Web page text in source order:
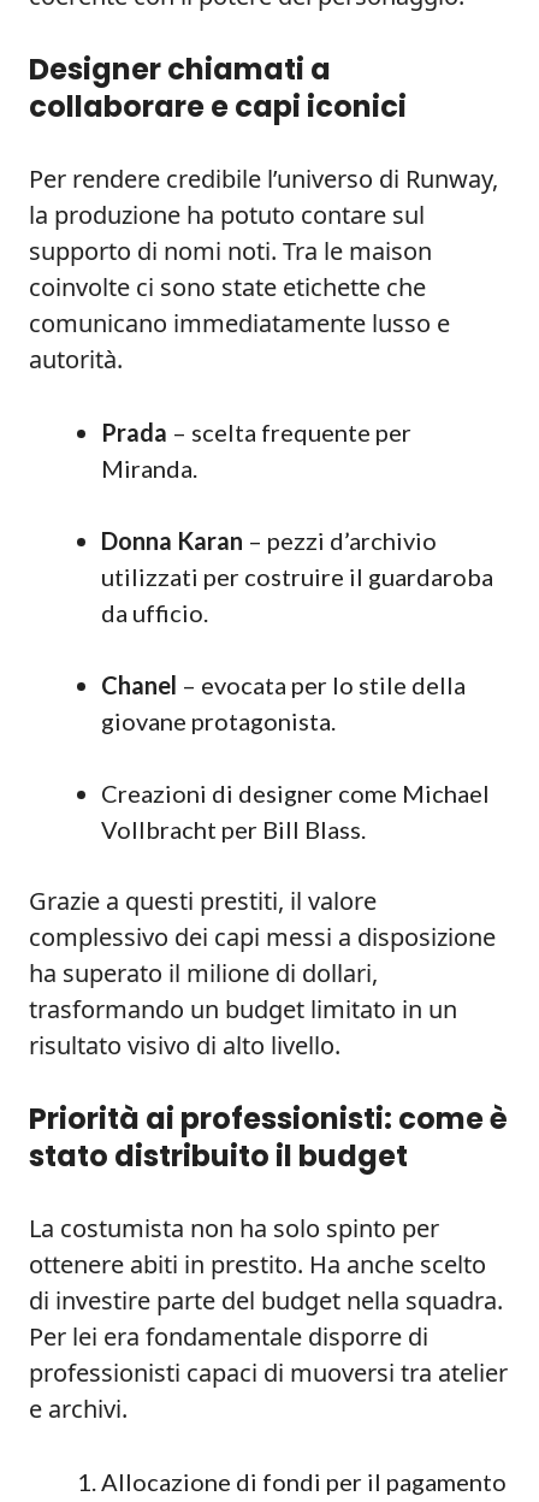
Designer chiamati a
collaborare e capi iconici
Per rendere credibile l’universo di Runway,
la produzione ha potuto contare sul
supporto di nomi noti. Tra le maison
coinvolte ci sono state etichette che
comunicano immediatamente lusso e
autorità.
Prada – scelta frequente per
Miranda.
Donna Karan – pezzi d’archivio
utilizzati per costruire il guardaroba
da ufficio.
Chanel – evocata per lo stile della
giovane protagonista.
Creazioni di designer come Michael
Vollbracht per Bill Blass.
Grazie a questi prestiti, il valore
complessivo dei capi messi a disposizione
ha superato il milione di dollari,
trasformando un budget limitato in un
risultato visivo di alto livello.
Priorità ai professionisti: come è
stato distribuito il budget
La costumista non ha solo spinto per
ottenere abiti in prestito. Ha anche scelto
di investire parte del budget nella squadra.
Per lei era fondamentale disporre di
professionisti capaci di muoversi tra atelier
e archivi.
Allocazione di fondi per il pagamento